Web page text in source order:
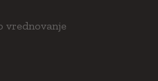
vrednovanje